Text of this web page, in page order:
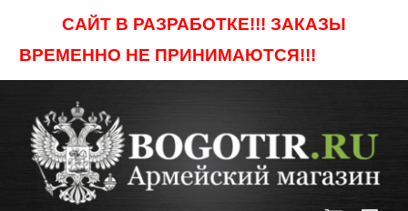
САЙТ В РАЗРАБОТКЕ!!! ЗАКАЗЫ
ВРЕМЕННО НЕ ПРИНИМАЮТСЯ!!!
content